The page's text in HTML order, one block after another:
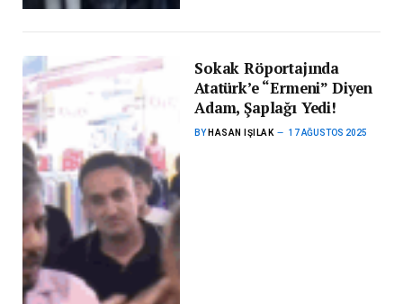
Sokak Röportajında
Atatürk’e “Ermeni” Diyen
Adam, Şaplağı Yedi!
BY HASAN IŞILAK 17 AĞUSTOS 2025